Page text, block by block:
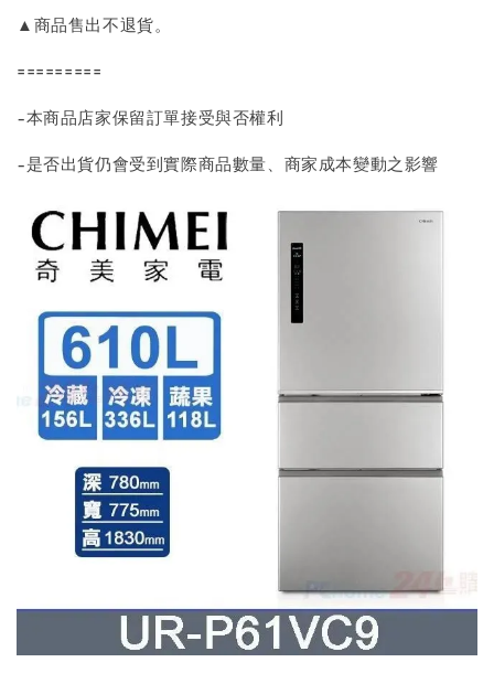
▲商品售出不退貨。
=========
-本商品店家保留訂單接受與否權利
-是否出貨仍會受到實際商品數量、商家成本變動之影響